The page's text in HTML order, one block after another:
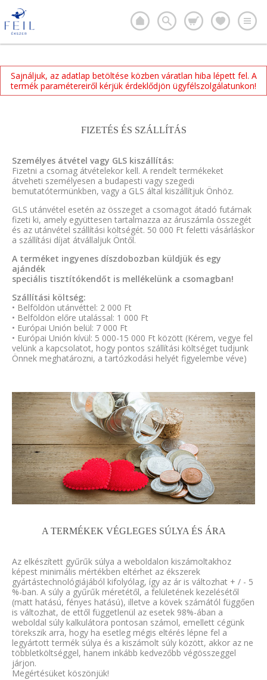
Sajnáljuk, az adatlap betöltése közben váratlan hiba lépett fel. A
termék paramétereiről kérjük érdeklődjön ügyfélszolgálatunkon!
FIZETÉS ÉS SZÁLLÍTÁS
Személyes átvétel vagy GLS kiszállítás:
Fizetni a csomag átvételekor kell. A rendelt termékeket
átveheti személyesen a budapesti vagy szegedi
bemutatótermünkben, vagy a GLS által kiszállítjuk Önhöz.
GLS utánvétel esetén az összeget a csomagot átadó futárnak
fizeti ki, amely együttesen tartalmazza az áruszámla összegét
és az utánvétel szállítási költségét. 50 000 Ft feletti vásárláskor
a szállítási díjat átvállaljuk Öntől.
A terméket ingyenes díszdobozban küldjük és egy
ajándék
speciális tisztítókendőt is mellékelünk a csomagban!
Szállítási költség:
• Belföldön utánvéttel: 2 000 Ft
• Belföldön előre utalással: 1 000 Ft
• Európai Unión belül: 7 000 Ft
• Európai Unión kívül: 5 000-15 000 Ft között (Kérem, vegye fel
velünk a kapcsolatot, hogy pontos szállítási költséget tudjunk
Önnek meghatározni, a tartózkodási helyét figyelembe véve)
A TERMÉKEK VÉGLEGES SÚLYA ÉS ÁRA
Az elkészített gyűrűk súlya a weboldalon kiszámoltakhoz
képest minimális mértékben eltérhet az ékszerek
gyártástechnológiájából kifolyólag, így az ár is változhat + / - 5
%-ban. A súly a gyűrűk méretétől, a felületének kezelésétől
(matt hatású, fényes hatású), illetve a kövek számától függően
is változhat, de ettől függetlenül az esetek 98%-ában a
weboldal súly kalkulátora pontosan számol, emellett cégünk
törekszik arra, hogy ha esetleg mégis eltérés lépne fel a
legyártott termék súlya és a kiszámolt súly között, akkor az ne
többletköltséggel, hanem inkább kedvezőbb végösszeggel
járjon.
Megértésüket köszönjük!